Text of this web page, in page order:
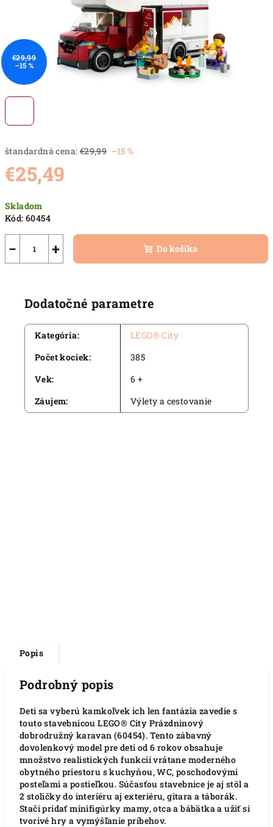
štandardná cena: €29,99 –15 %
€25,49
cena:
Skladom
Kód: 60454
+
− Do košíka
€29,99
–15 %
Dodatočné parametre
Kategória:
LEGO® City
Počet kociek:
385
Vek:
6 +
Záujem: Výlety a cestovanie
Popis
Podrobný popis
Deti sa vyberú kamkoľvek ich len fantázia zavedie s
touto stavebnicou LEGO® City Prázdninový
dobrodružný karavan (60454). Tento zábavný
dovolenkový model pre deti od 6 rokov obsahuje
množstvo realistických funkcií vrátane moderného
obytného priestoru s kuchyňou, WC, poschodovými
posteľami a postieľkou. Súčasťou stavebnice je aj stôl a
2 stoličky do interiéru aj exteriéru, gitara a táborák.
Stačí pridať minifigúrky mamy, otca a bábätka a užiť si
tvorivé hry a vymýšľanie príbehov.